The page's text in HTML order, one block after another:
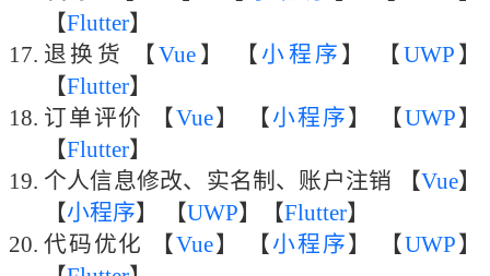
【Flutter】
退换货 【Vue 】 【 小程序 】 【 UWP 】
【Flutter】
订单评价 【Vue】 【 小程序 】 【UWP 】
【Flutter】
个人信息修改、实名制、账户注销 【Vue】
【小程序】 【UWP】【Flutter】
代码优化 【Vue】 【 小程序 】 【UWP 】